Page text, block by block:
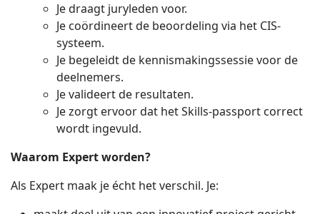
Je draagt juryleden voor.
Je coördineert de beoordeling via het CIS-
systeem.
Je begeleidt de kennismakingssessie voor de
deelnemers.
Je valideert de resultaten.
Je zorgt ervoor dat het Skills-passport correct
wordt ingevuld.
Waarom Expert worden?
Als Expert maak je écht het verschil. Je: